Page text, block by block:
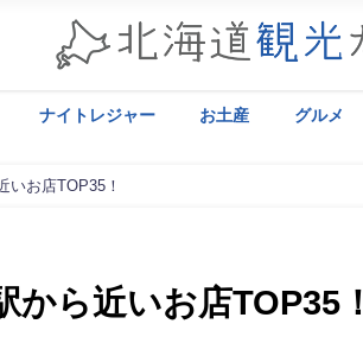
ナイトレジャー お土産 グルメ
いお店TOP35！
ら近いお店TOP35！